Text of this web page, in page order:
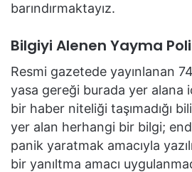
barındırmaktayız.
Bilgiyi Alenen Yayma
Resmi gazetede yayınlanan
yasa gereği burada yer alana
bir haber niteliği taşımadığı
yer alan herhangi bir bilgi;
panik yaratmak amacıyla
bir yanıltma amacı